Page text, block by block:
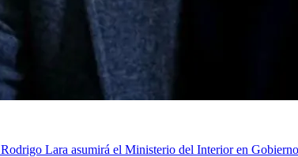
Rodrigo Lara asumirá el Ministerio del Interior en